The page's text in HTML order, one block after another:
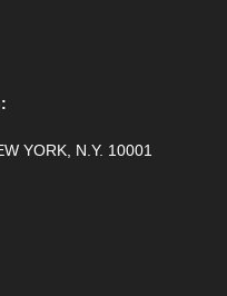
YORK, N.Y. 10001